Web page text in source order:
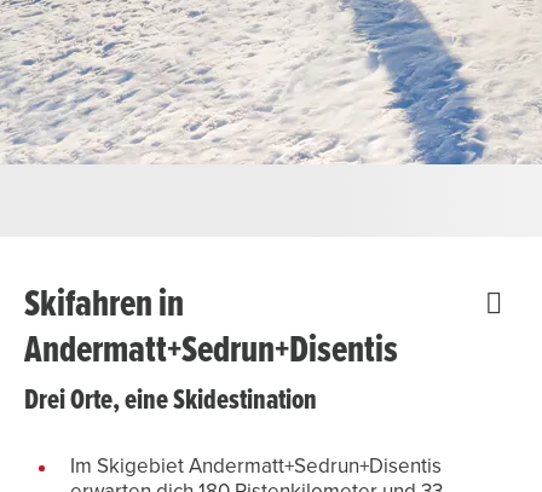
Skifahren in
Andermatt+Sedrun+Disentis
Drei Orte, eine Skidestination
Im Skigebiet Andermatt+Sedrun+Disentis